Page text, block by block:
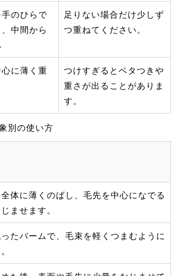
のひらで
中間から
足りない場合だけ少しず
つ重ねてください。
に薄く重
つけすぎるとベタつきや
重さが出ることがありま
す。
別の使い方
体に薄くのばし、毛先を中心になでる
ませます。
たバームで、毛束を軽くつまむように